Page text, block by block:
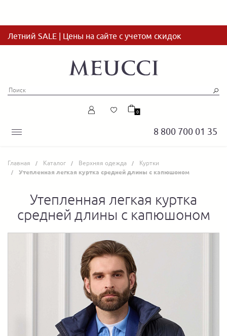
Летний SALE | Цены на сайте с учетом скидок
8 800 700 01 35
0
Главная Каталог Верхняя одежда Куртки
Утепленная легкая куртка средней длины с капюшоном
Утепленная легкая куртка
средней длины с капюшоном